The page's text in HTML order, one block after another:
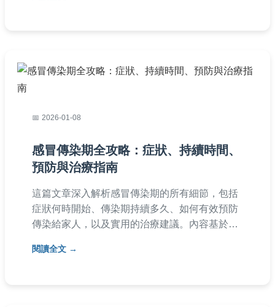
2026-01-08
感冒傳染期全攻略：症狀、持續時間、
預防與治療指南
這篇文章深入解析感冒傳染期的所有細節，包括
症狀何時開始、傳染期持續多久、如何有效預防
傳染給家人，以及實用的治療建議。內容基於醫
免擴散病毒。適合所有關心健康的人閱讀。
閱讀全文